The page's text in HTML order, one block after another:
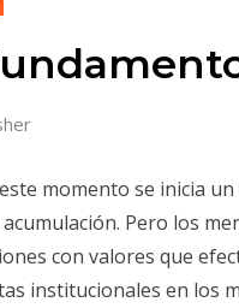
momento se inicia
Pero los
con valores que
institucionales en los